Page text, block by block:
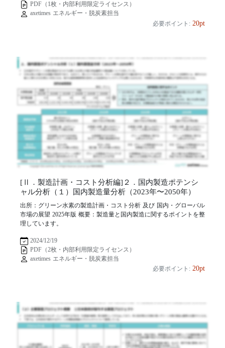
PDF（1枚・内部利用限定ライセンス）
axetimes エネルギー・脱炭素担当
必要ポイント: 20pt
[Ⅱ．製造計画・コスト分析編]２．国内製造ポテンシ
ャル分析（１）国内製造量分析（2023年〜2050年）
出所：グリーン水素の製造計画・コスト分析 及び 国内・グローバル
市場の展望 2025年版 概要：製造量と国内製造に関するポイントを整
理しています。
2024/12/19
PDF（2枚・内部利用限定ライセンス）
axetimes エネルギー・脱炭素担当
必要ポイント: 20pt